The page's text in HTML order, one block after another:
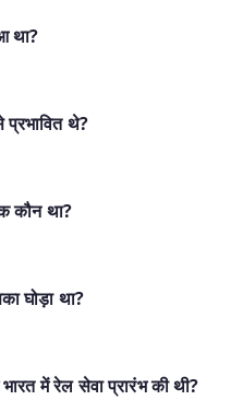
था?
प्रभावित थे?
कौन था?
घोड़ा था?
में रेल सेवा प्रारंभ की थी?